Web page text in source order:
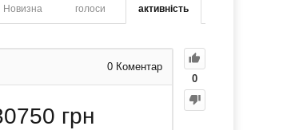
активність
голоси
Новизна
0
0 Коментар
грн